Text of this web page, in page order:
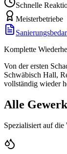
Schnelle
Meisterbetriebe
Komplette
Von der ersten
Schwäbisch Hall,
vollständig wieder
Alle
Spezialisiert auf die